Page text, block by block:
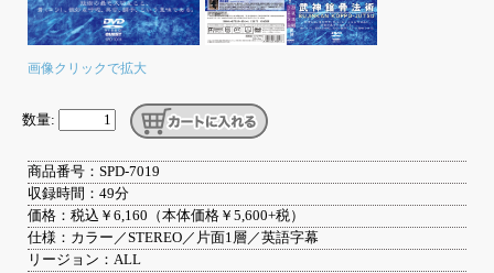
画像クリックで拡大
数量:
商品番号：SPD-7019
収録時間：49分
価格：税込￥6,160（本体価格￥5,600+税）
仕様：カラー／STEREO／片面1層／英語字幕
リージョン：ALL